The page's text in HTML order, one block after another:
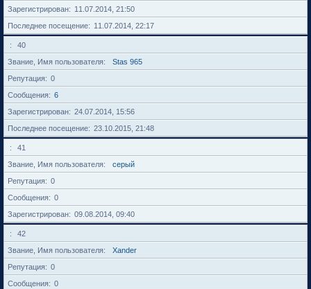
Зарегистрирован
11.07.2014, 21:50
Последнее посещение
11.07.2014, 22:17
40
Звание, Имя пользователя
Stas 965
Репутация
0
Сообщения
6
Зарегистрирован
24.07.2014, 15:56
Последнее посещение
23.10.2015, 21:48
41
Звание, Имя пользователя
серый
Репутация
0
Сообщения
0
Зарегистрирован
09.08.2014, 09:40
42
Звание, Имя пользователя
Xander
Репутация
0
Сообщения
0